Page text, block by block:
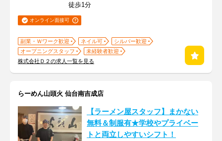
徒歩1分
オンライン面接可
副業・Ｗワーク歓迎 ネイル可
シルバー歓迎
オープニングスタッフ
未経験者歓迎
株式会社Ｄ２の求人一覧を見る
らーめん山頭火 仙台南吉成店
【ラーメン屋スタッフ】まかない
無料＆制服有★学校やプライベー
トと両立しやすいシフト！